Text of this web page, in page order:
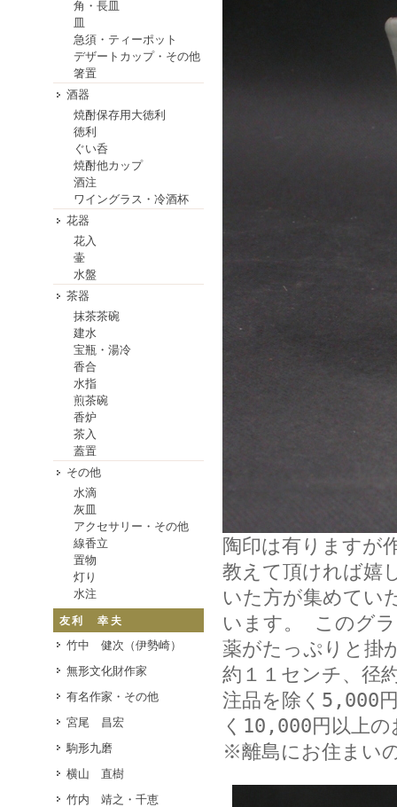
角・長皿
皿
急須・ティーポット
デザートカップ・その他
箸置
酒器
焼酎保存用大徳利
徳利
ぐい呑
焼酎他カップ
酒注
ワイングラス・冷酒杯
花器
花入
壷
水盤
茶器
抹茶茶碗
建水
宝瓶・湯冷
香合
水指
煎茶碗
香炉
茶入
蓋置
その他
水滴
灰皿
アクセサリー・その他
線香立
置物
灯り
水注
友利 幸夫
竹中 健次（伊勢崎）
無形文化財作家
有名作家・その他
宮尾 昌宏
駒形九磨
横山 直樹
竹内 靖之・千恵
陶印は有りますが
教えて頂ければ嬉
いた方が集めてい
います。 このグ
薬がたっぷりと掛
約１１センチ、径
注品を除く5,000
く10,000円以上
※離島にお住まい